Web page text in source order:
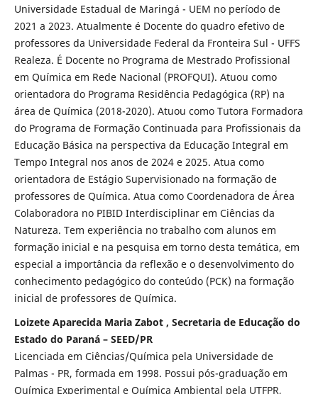
Universidade Estadual de Maringá - UEM no período de
2021 a 2023. Atualmente é Docente do quadro efetivo de
professores da Universidade Federal da Fronteira Sul - UFFS
Realeza. É Docente no Programa de Mestrado Profissional
em Química em Rede Nacional (PROFQUI). Atuou como
orientadora do Programa Residência Pedagógica (RP) na
área de Química (2018-2020). Atuou como Tutora Formadora
do Programa de Formação Continuada para Profissionais da
Educação Básica na perspectiva da Educação Integral em
Tempo Integral nos anos de 2024 e 2025. Atua como
orientadora de Estágio Supervisionado na formação de
professores de Química. Atua como Coordenadora de Área
Colaboradora no PIBID Interdisciplinar em Ciências da
Natureza. Tem experiência no trabalho com alunos em
formação inicial e na pesquisa em torno desta temática, em
especial a importância da reflexão e o desenvolvimento do
conhecimento pedagógico do conteúdo (PCK) na formação
inicial de professores de Química.
Loizete Aparecida Maria Zabot , Secretaria de Educação do
Estado do Paraná – SEED/PR
Licenciada em Ciências/Química pela Universidade de
Palmas - PR, formada em 1998. Possui pós-graduação em
Química Experimental e Química Ambiental pela UTFPR,